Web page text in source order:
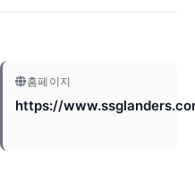
홈페이지
https://